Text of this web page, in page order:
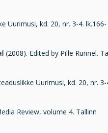
Uurimusi, kd. 20, nr. 3-4. lk.166-
(2008). Edited by Pille Runnel.
Uurimusi, kd. 20, nr. 3-
Review, volume 4. Tallinn